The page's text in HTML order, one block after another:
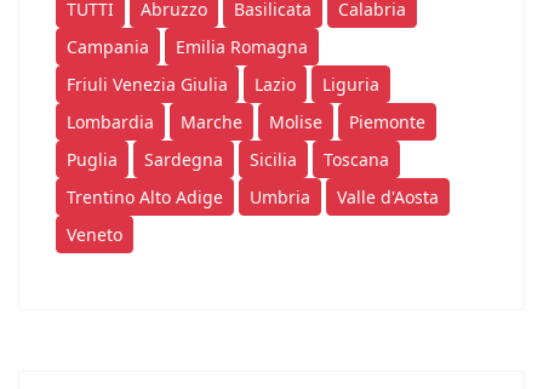
TUTTI Abruzzo Basilicata
Calabria
Campania
Emilia Romagna
Friuli Venezia Giulia
Lazio
Liguria
Lombardia
Marche Molise
Piemonte
Puglia
Sardegna Sicilia
Toscana
Trentino Alto Adige
Umbria
Valle d'Aosta
Veneto